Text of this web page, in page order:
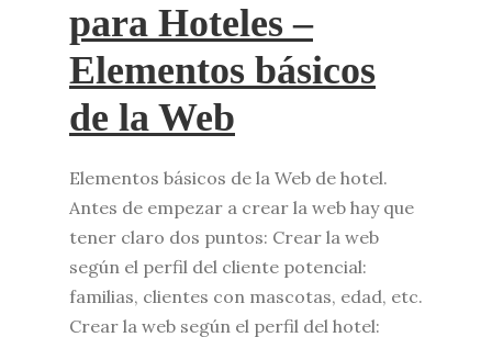
para Hoteles –
Elementos básicos
de la Web
Elementos básicos de la Web de hotel.
Antes de empezar a crear la web hay que
tener claro dos puntos: Crear la web
según el perfil del cliente potencial:
familias, clientes con mascotas, edad, etc.
Crear la web según el perfil del hotel: